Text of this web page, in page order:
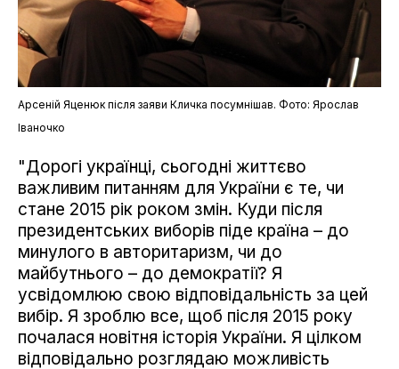
Арсеній Яценюк після заяви Кличка посумнішав. Фото: Ярослав
Іваночко
"Дорогі українці, сьогодні життєво
важливим питанням для України є те, чи
стане 2015 рік роком змін. Куди після
президентських виборів піде країна – до
минулого в авторитаризм, чи до
майбутнього – до демократії? Я
усвідомлюю свою відповідальність за цей
вибір. Я зроблю все, щоб після 2015 року
почалася новітня історія України. Я цілком
відповідально розглядаю можливість